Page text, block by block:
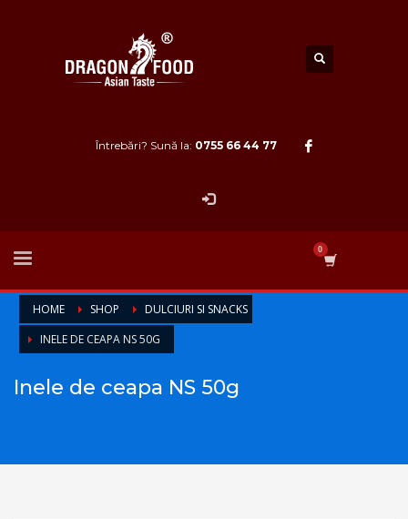
Întrebări? Sună la: 0755 66 44 77
HOME SHOP
DULCIURI SI SNACKS
INELE DE CEAPA NS 50G
Inele de ceapa NS 50g